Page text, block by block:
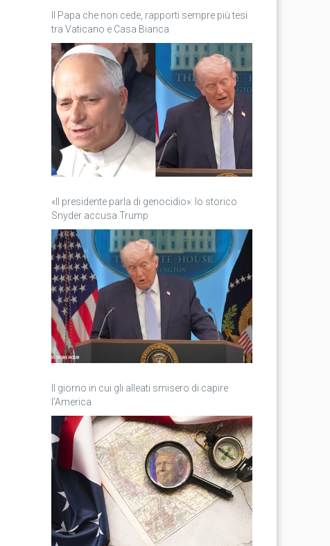
Il Papa che non cede, rapporti sempre più tesi
tra Vaticano e Casa Bianca
«Il presidente parla di genocidio»: lo storico
Snyder accusa Trump
Il giorno in cui gli alleati smisero di capire
l’America